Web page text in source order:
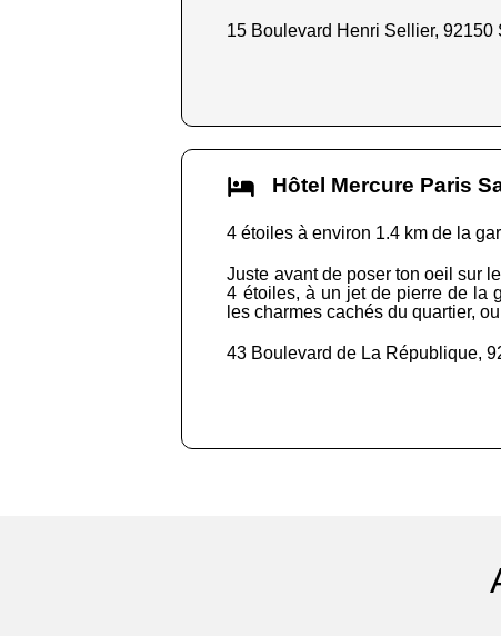
15 Boulevard Henri Sellier, 92150
Hôtel Mercure Paris
4 étoiles à environ 1.4 km de la
Juste avant de poser ton oeil sur
4 étoiles, à un jet de pierre de la
les charmes cachés du quartier,
43 Boulevard de La République,